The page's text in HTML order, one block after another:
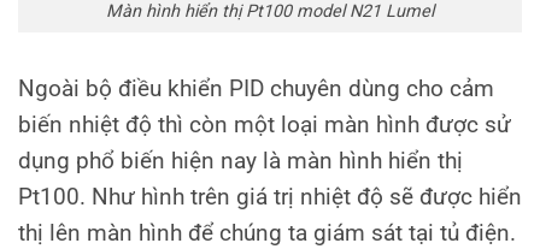
Màn hình hiển thị Pt100 model N21 Lumel
Ngoài bộ điều khiển PID chuyên dùng cho cảm
biến nhiệt độ thì còn một loại màn hình được sử
dụng phổ biến hiện nay là màn hình hiển thị
Pt100. Như hình trên giá trị nhiệt độ sẽ được hiển
thị lên màn hình để chúng ta giám sát tại tủ điện.